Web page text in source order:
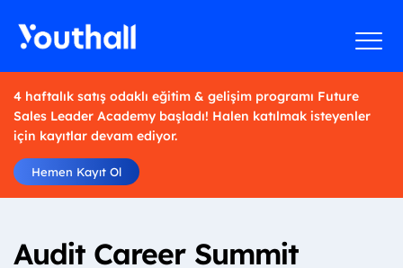
4 haftalık satış odaklı eğitim & gelişim programı Future
Sales Leader Academy başladı! Halen katılmak isteyenler
için kayıtlar devam ediyor.
Hemen Kayıt Ol
Audit Career Summit